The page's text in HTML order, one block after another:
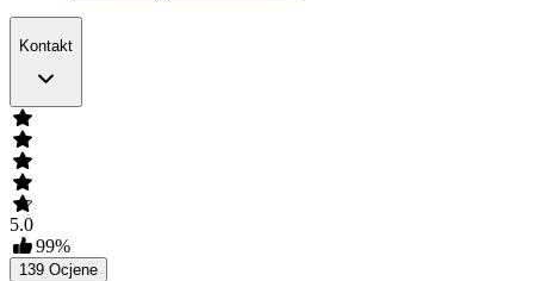
Kontakt
5.0
99%
139 Ocjene